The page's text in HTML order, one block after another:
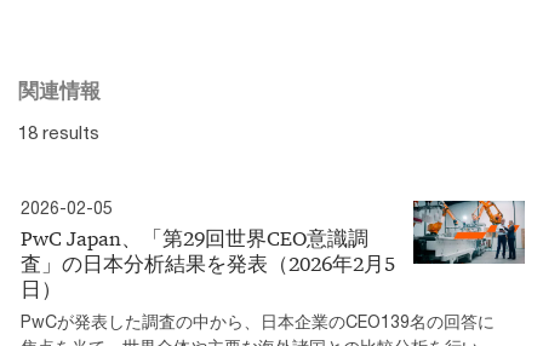
関連情報
18 results
2026-02-05
PwC Japan、「第29回世界CEO意識調
査」の日本分析結果を発表（2026年2月5
日）
PwCが発表した調査の中から、日本企業のCEO139名の回答に